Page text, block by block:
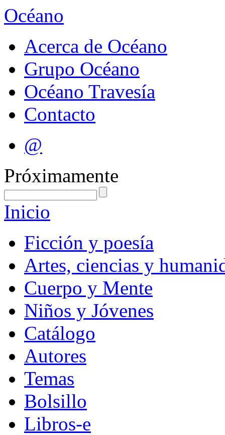
Océano
Acerca de Océano
Grupo Océano
Océano Travesía
Contacto
@
Próximamente
Inicio
Ficción y poesía
Artes, ciencias y
Cuerpo y Mente
Niños y Jóvenes
Catálogo
Autores
Temas
Bolsillo
Libros-e